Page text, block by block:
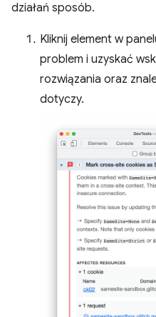
działań sposób.
Kliknij element w
problem i uzyskać
rozwiązania oraz
dotyczy.